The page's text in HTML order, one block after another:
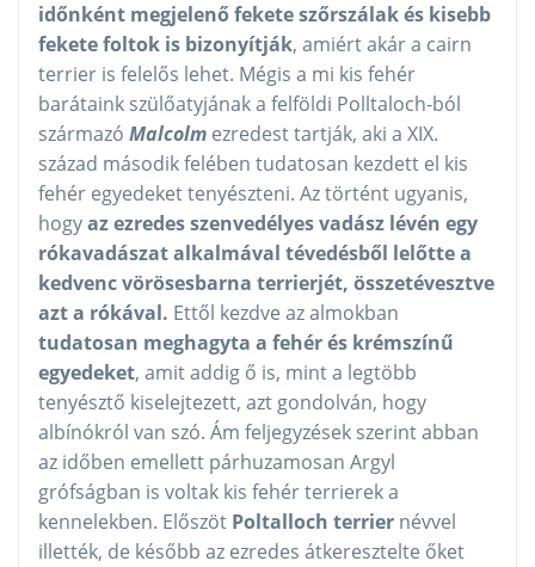
időnként megjelenő fekete szőrszálak és kisebb
fekete foltok is bizonyítják, amiért akár a cairn
terrier is felelős lehet. Mégis a mi kis fehér
barátaink szülőatyjának a felföldi Polltaloch-ból
származó Malcolm ezredest tartják, aki a XIX.
század második felében tudatosan kezdett el kis
fehér egyedeket tenyészteni. Az történt ugyanis,
hogyaz ezredes szenvedélyes vadász lévén egy
rókavadászat alkalmával tévedésből lelőtte a
kedvenc vörösesbarna terrierjét, összetévesztve
azt a rókával. Ettől kezdve az almokban
tudatosan meghagyta a fehér és krémszínű
egyedeket, amit addig ő is, mint a legtöbb
tenyésztő kiselejtezett, azt gondolván, hogy
albínókról van szó. Ám feljegyzések szerint abban
az időben emellett párhuzamosan Argyl
grófságban is voltak kis fehér terrierek a
kennelekben. Előszöt Poltalloch terrier névvel
illették, de később az ezredes átkeresztelte őket